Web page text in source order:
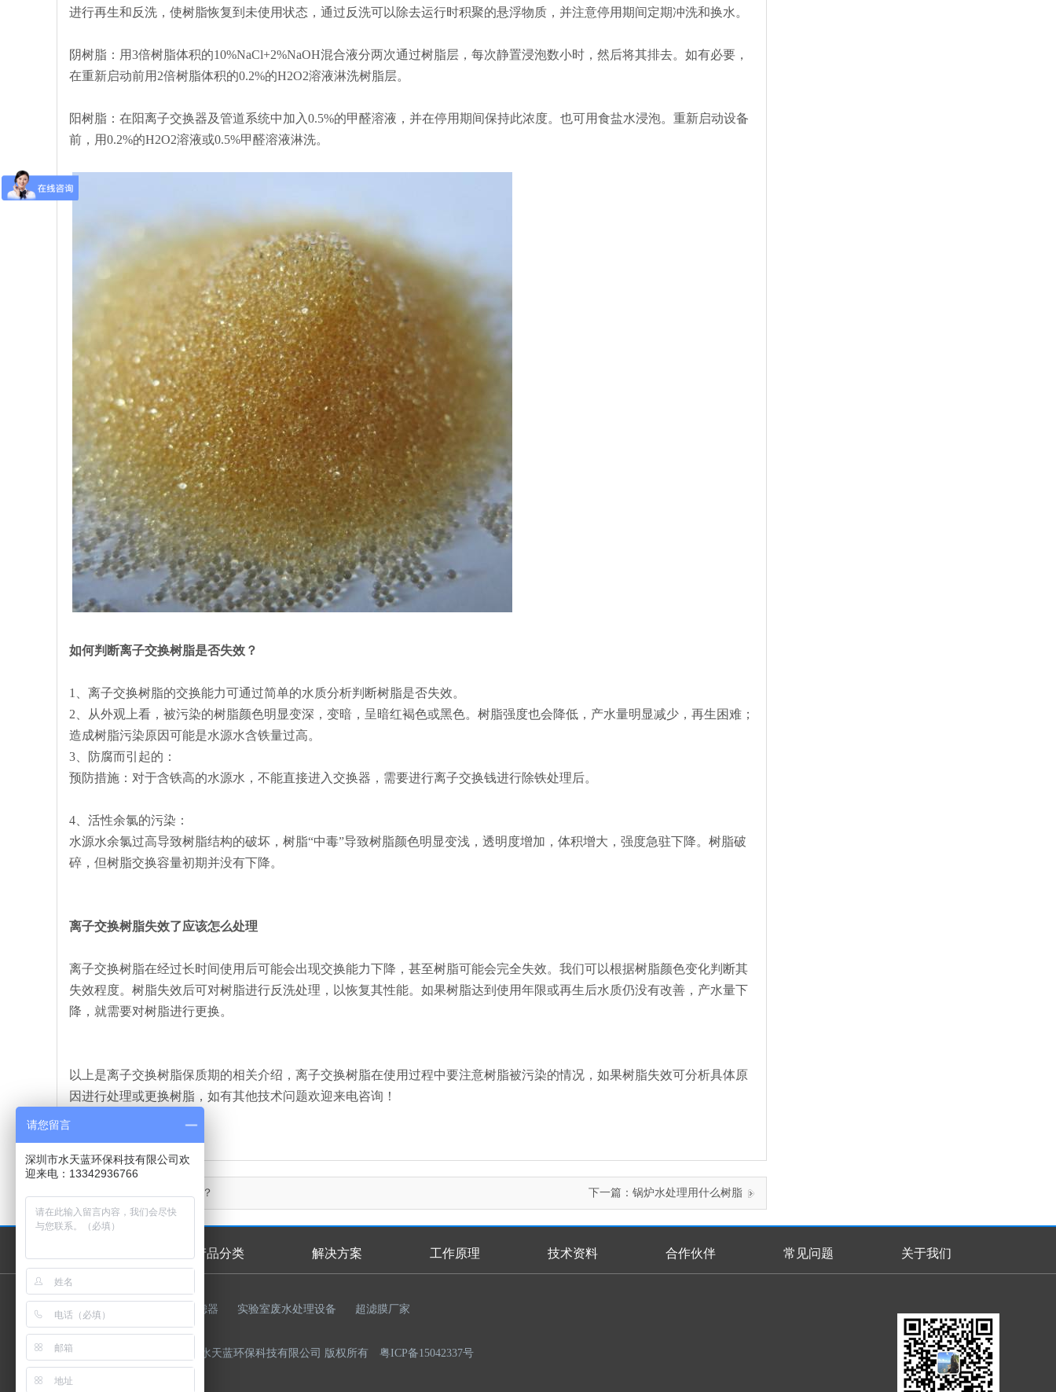
进行再生和反洗，使树脂恢复到未使用状态，通过反洗可以除去运行时积聚的悬浮物质，并注意停用期间定期冲洗和换水。
阴树脂：用3倍树脂体积的10%NaCl+2%NaOH混合液分两次通过树脂层，每次静置浸泡数小时，然后将其排去。如有必要，
在重新启动前用2倍树脂体积的0.2%的H2O2溶液淋洗树脂层。
阳树脂：在阳离子交换器及管道系统中加入0.5%的甲醛溶液，并在停用期间保持此浓度。也可用食盐水浸泡。重新启动设备
前，用0.2%的H2O2溶液或0.5%甲醛溶液淋洗。
如何判断离子交换树脂是否失效？
1、离子交换树脂的交换能力可通过简单的水质分析判断树脂是否失效。
2、从外观上看，被污染的树脂颜色明显变深，变暗，呈暗红褐色或黑色。树脂强度也会降低，产水量明显减少，再生困难；
造成树脂污染原因可能是水源水含铁量过高。
3、防腐而引起的：
预防措施：对于含铁高的水源水，不能直接进入交换器，需要进行离子交换钱进行除铁处理后。
4、活性余氯的污染：
水源水余氯过高导致树脂结构的破坏，树脂“中毒”导致树脂颜色明显变浅，透明度增加，体积增大，强度急驻下降。树脂破
碎，但树脂交换容量初期并没有下降。
离子交换树脂失效了应该怎么处理
离子交换树脂在经过长时间使用后可能会出现交换能力下降，甚至树脂可能会完全失效。我们可以根据树脂颜色变化判断其
失效程度。树脂失效后可对树脂进行反洗处理，以恢复其性能。如果树脂达到使用年限或再生后水质仍没有改善，产水量下
降，就需要对树脂进行更换。
以上是离子交换树脂保质期的相关介绍，离子交换树脂在使用过程中要注意树脂被污染的情况，如果树脂失效可分析具体原
因进行处理或更换树脂，如有其他技术问题欢迎来电咨询！
螯合树脂哪家好？ 下一篇： 锅炉水处理用什么树脂
产品分类 解决方案 工作原理 技术资料 合作伙伴 常见问题 关于我们
首页幻灯
友情链接： 过滤器 实验室废水处理设备 超滤膜厂家
Copyright © 2015-2023 深圳市水天蓝环保科技有限公司 版权所有 粤ICP备15042337号
请您留言
深圳市水天蓝环保科技有限公司欢
迎来电：13342936766